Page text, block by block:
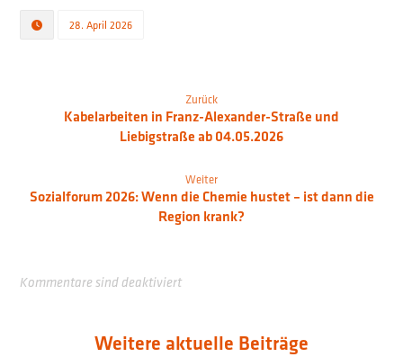
28. April 2026
Zurück
Kabelarbeiten in Franz-Alexander-Straße und
Liebigstraße ab 04.05.2026
Weiter
Sozialforum 2026: Wenn die Chemie hustet – ist dann die
Region krank?
Kommentare sind deaktiviert
Weitere aktuelle Beiträge